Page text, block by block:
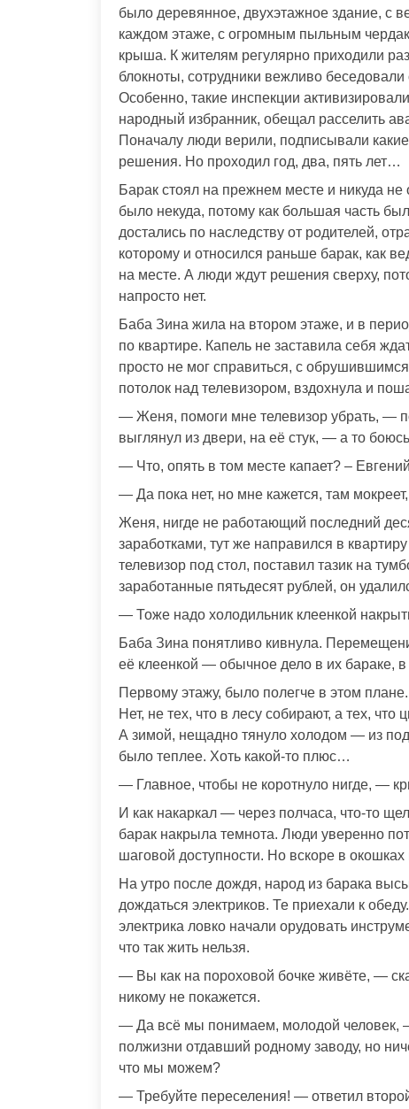
было деревянное, двухэтажное здание, с
каждом этаже, с огромным пыльным
крыша. К жителям регулярно приходили
блокноты, сотрудники вежливо
Особенно, такие инспекции
народный избранник, обещал расселить
Поначалу люди верили, подписывали
решения. Но проходил год, два, пять лет…
Барак стоял на прежнем месте и никуда
было некуда, потому как большая часть
достались по наследству от родителей,
которому и относился раньше барак, как
на месте. А люди ждут решения сверху,
напросто нет.
Баба Зина жила на втором этаже, и в
по квартире. Капель не заставила себя
просто не мог справиться, с
потолок над телевизором, вздохнула и
— Женя, помоги мне телевизор убрать, —
выглянул из двери, на её стук, — а то
— Что, опять в том месте капает? –
— Да пока нет, но мне кажется, там
Женя, нигде не работающий последний
заработками, тут же направился в
телевизор под стол, поставил тазик на
заработанные пятьдесят рублей, он
— Тоже надо холодильник клеенкой
Баба Зина понятливо кивнула.
её клеенкой — обычное дело в их бараке,
Первому этажу, было полегче в этом
Нет, не тех, что в лесу собирают, а тех, что
А зимой, нещадно тянуло холодом — из
было теплее. Хоть какой-то плюс…
— Главное, чтобы не коротнуло нигде, —
И как накаркал — через полчаса, что-то
барак накрыла темнота. Люди уверенно
шаговой доступности. Но вскоре в
На утро после дождя, народ из барака
дождаться электриков. Те приехали к
электрика ловко начали орудовать
что так жить нельзя.
— Вы как на пороховой бочке живёте, —
никому не покажется.
— Да всё мы понимаем, молодой человек,
полжизни отдавший родному заводу, но
что мы можем?
— Требуйте переселения! — ответил